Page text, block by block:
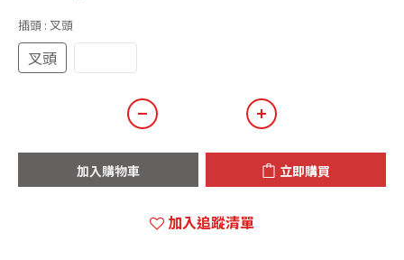
插頭 : 叉頭
叉頭
加入購物車 立即購買
加入追蹤清單